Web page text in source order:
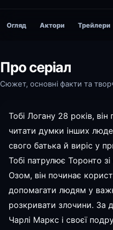
Огляд Актори Трейлери
Про серіал
Сюжет, основні факти та
Тобі Логану 28 років, він
читати думки інших
свого батька й виріс у
Тобі патрулює Торонто
Озом, він починає
допомагати людям у
розкривати злочини. За
Чарлі Маркс і своєї